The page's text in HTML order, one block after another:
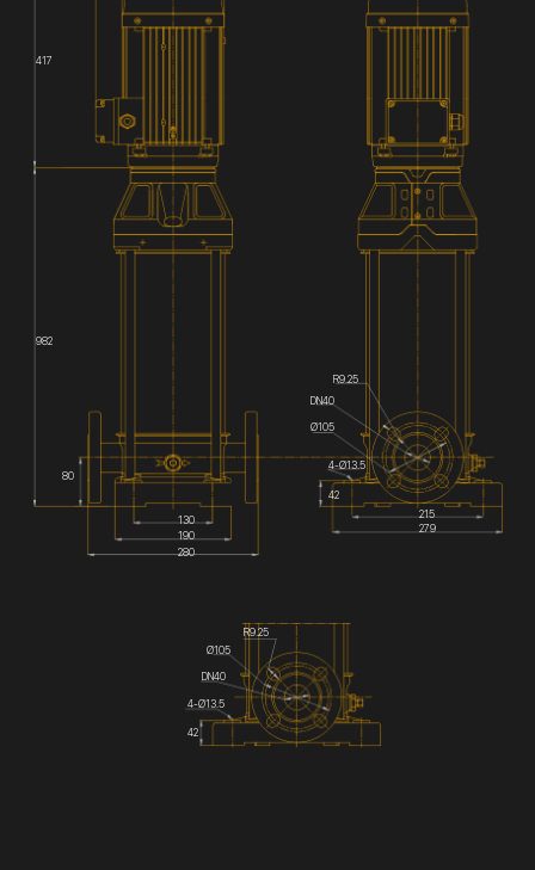
DN40
417
982
80
130
190
280
215
279
42
4-Ø13.5
Ø105
R9.25
DN40
R9.25
Ø105
4-Ø13.5
42